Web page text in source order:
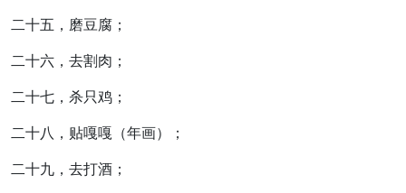
二十五，磨豆腐；
二十六，去割肉；
二十七，杀只鸡；
二十八，贴嘎嘎（年画）；
二十九，去打酒；